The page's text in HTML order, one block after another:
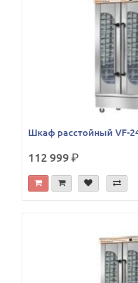
Шкаф расстойный VF-
112 999р.